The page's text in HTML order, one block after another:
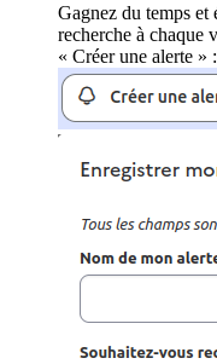
Gagnez du temps et
recherche à chaque
« Créer une alerte » :